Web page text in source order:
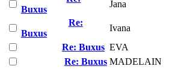
Buxus
Jana
Re:
Buxus
Ivana
Re: Buxus EVA
Re: Buxus MADELAIN